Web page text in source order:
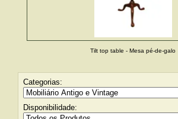
Tilt top table - Mesa pé-de-galo
Categorias:
Disponibilidade: